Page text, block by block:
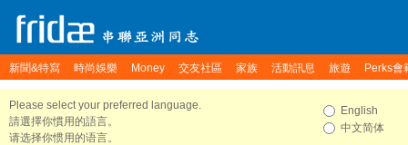
新聞&特寫 時尚娛樂 Money 交友社區 家族 活動訊息 旅遊 Perks會
Please select your preferred language.
請選擇你慣用的語言。
请选择你惯用的语言。
English
中文简体